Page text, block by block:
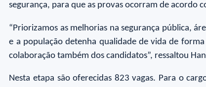
segurança, para que as provas ocorram de acordo
“Priorizamos as melhorias na segurança pública,
e a população detenha qualidade de vida de
colaboração também dos candidatos”, ressaltou
Nesta etapa são oferecidas 823 vagas. Para o